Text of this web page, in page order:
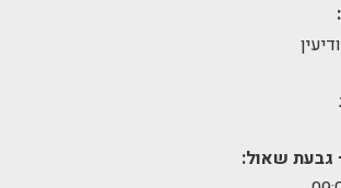
גבעת שאול: